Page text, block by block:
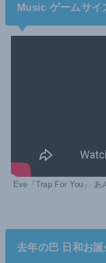
Music ゲームサイ
Eve「Trap For You」 あ
去年の巴 日和お